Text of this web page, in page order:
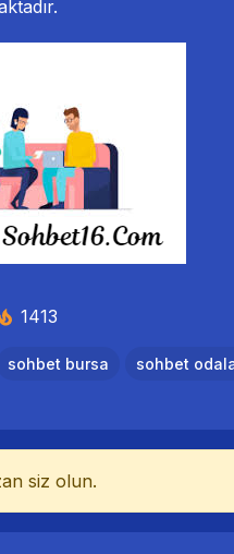
1413
sohbet bursa sohbet
siz olun.